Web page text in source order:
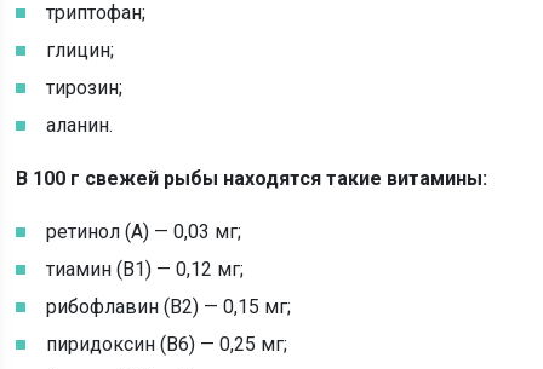
триптофан;
глицин;
тирозин;
аланин.
В 100 г свежей рыбы находятся такие витамины:
ретинол (А) — 0,03 мг;
тиамин (В1) — 0,12 мг;
рибофлавин (В2) — 0,15 мг;
пиридоксин (В6) — 0,25 мг;